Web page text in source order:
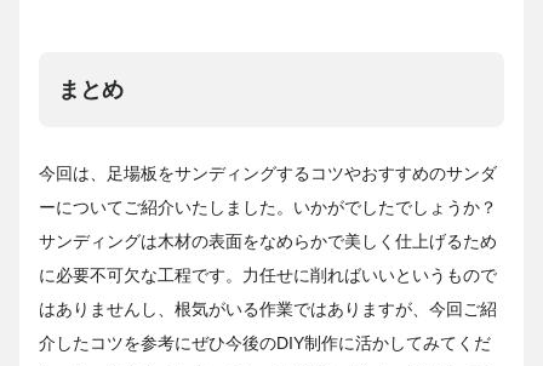
まとめ
今回は、足場板をサンディングするコツやおすすめのサンダ
ーについてご紹介いたしました。いかがでしたでしょうか？
サンディングは木材の表面をなめらかで美しく仕上げるため
に必要不可欠な工程です。力任せに削ればいいというもので
はありませんし、根気がいる作業ではありますが、今回ご紹
介したコツを参考にぜひ今後のDIY制作に活かしてみてくだ